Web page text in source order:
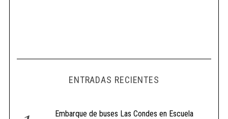
ENTRADAS RECIENTES
Embarque de buses Las Condes en Escuela